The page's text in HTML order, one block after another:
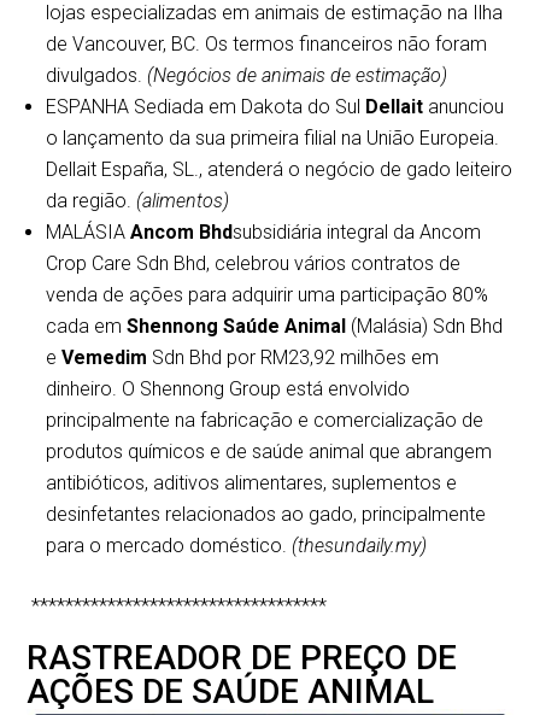
lojas especializadas em animais de estimação na Ilha
de Vancouver, BC. Os termos financeiros não foram
divulgados. (Negócios de animais de estimação)
ESPANHA Sediada em Dakota do Sul Dellait anunciou
o lançamento da sua primeira filial na União Europeia.
Dellait España, SL., atenderá o negócio de gado leiteiro
da região. (alimentos)
MALÁSIAAncom Bhdsubsidiária integral da Ancom
Crop Care Sdn Bhd, celebrou vários contratos de
venda de ações para adquirir uma participação 80%
cada emShennong Saúde Animal (Malásia) Sdn Bhd
eVemedim Sdn Bhd por RM23,92 milhões em
dinheiro. O Shennong Group está envolvido
principalmente na fabricação e comercialização de
produtos químicos e de saúde animal que abrangem
antibióticos, aditivos alimentares, suplementos e
desinfetantes relacionados ao gado, principalmente
para o mercado doméstico. (thesundaily.my)
***********************************
RASTREADOR DE PREÇO DE
AÇÕES DE SAÚDE ANIMAL